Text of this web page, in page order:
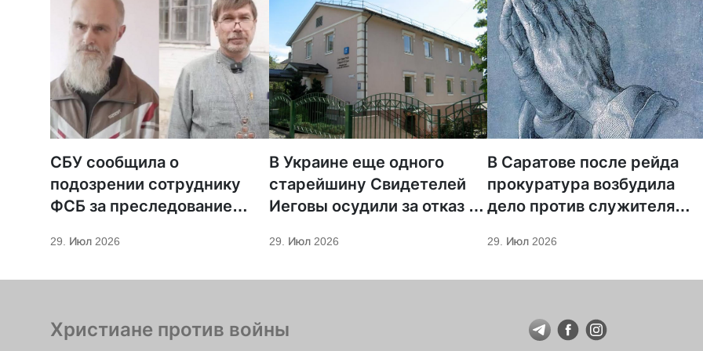
СБУ сообщила о
подозрении сотруднику
ФСБ за преследование
29. Июл 2026
В Украине еще одного
старейшину Свидетелей
Иеговы осудили за отказ от
29. Июл 2026
В Саратове после рейда
прокуратура возбудила
дело против служителя
29. Июл 2026
Христиане против войны